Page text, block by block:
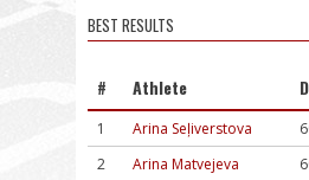
BEST RESULTS
# Athlete
1 Arina Seļiverstova
2
Arina Matvejeva